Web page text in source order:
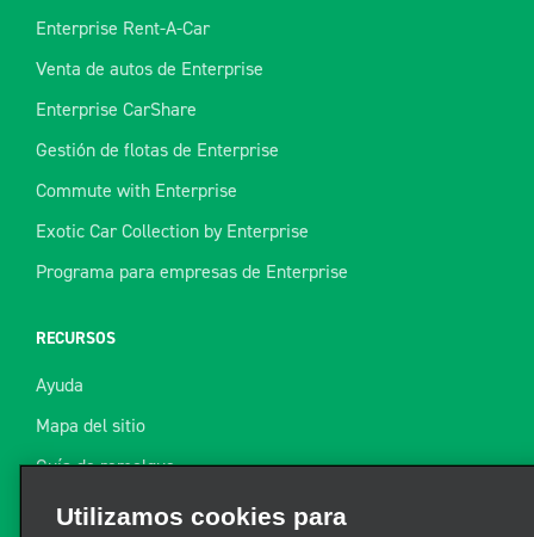
Enterprise Rent-A-Car
Venta de autos de Enterprise
Enterprise CarShare
Gestión de flotas de Enterprise
Commute with Enterprise
Exotic Car Collection by Enterprise
Programa para empresas de Enterprise
RECURSOS
Ayuda
Mapa del sitio
Guía de remolque
Recursos
Utilizamos cookies para